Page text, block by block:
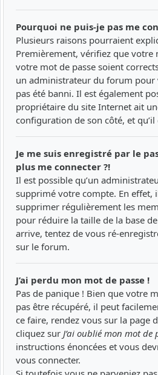
Pourquoi ne puis-je pas me
Plusieurs raisons pourraient
Premièrement, vérifiez que votre
votre mot de passe soient
un administrateur du forum pour
pas été banni. Il est également
propriétaire du site Internet ait
configuration de son côté, et
Je me suis enregistré par le
plus me connecter ?!
Il est possible qu’un
supprimé votre compte. En effet,
supprimer régulièrement les
pour réduire la taille de la base
arrive, tentez de vous ré-
sur le forum.
J’ai perdu mon mot de passe !
Pas de panique ! Bien que votre
pas être récupéré, il peut
ce faire, rendez vous sur la page
cliquez sur J’ai oublié mon mot de
instructions énoncées et vous
vous connecter.